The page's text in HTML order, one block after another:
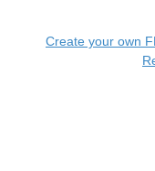
Create your own